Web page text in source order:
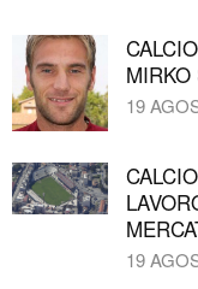
MIRKO
19
19